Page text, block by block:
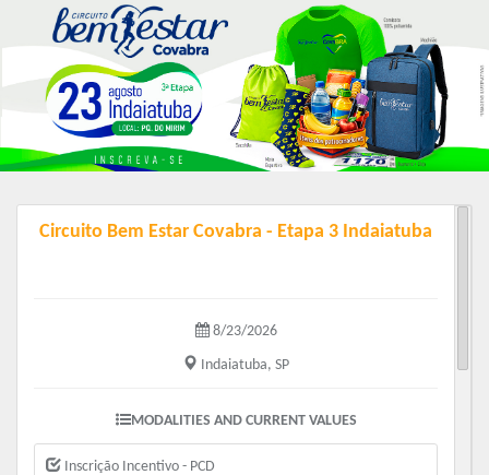
Circuito Bem Estar Covabra - Etapa 3 Indaiatuba
8/23/2026
Indaiatuba, SP
MODALITIES AND CURRENT VALUES
Inscrição Incentivo - PCD